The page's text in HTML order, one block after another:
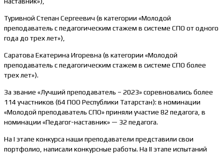
Туривной Степан Сергеевич (в категории «Молодой
преподаватель с педагогическим стажем в системе СПО от одного
года до трех лет»),
Саратова Екатерина Игоревна (в категории «Молодой
преподаватель с педагогическим стажем в системе СПО более
трех лет»).
За звание «Лучший преподаватель – 2023» соревновались более
114 участников (64 ПОО Республики Татарстан): в номинации
«Молодой преподаватель СПО» приняли участие 82 педагога, в
номинации «Педагог-наставник» — 32 педагога.
На I этапе конкурса наши преподаватели представили свои
портфолио, написали конкурсные работы. На II этапе испытаний